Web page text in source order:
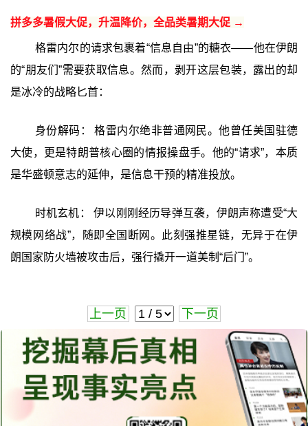
拼多多暑假大促，升温降价，全品类暑期大促 →
格雷内尔的请求包裹着“信息自由”的糖衣——他在伊朗
的“朋友们”需要获取信息。然而，剥开这层包装，露出的却
是冰冷的战略匕首：
身份解码： 格雷内尔绝非普通网民。他曾任美国驻德
大使，更是特朗普核心圈的情报操盘手。他的“请求”，本质
是华盛顿意志的延伸，是信息干预的精准投放。
时机玄机： 伊以刚刚经历导弹互袭，伊朗声称遭受“大
规模网络战”，随即全国断网。此刻强推星链，无异于在伊
朗国家防火墙被攻击后，强行撬开一道美制“后门”。
上一页 下一页